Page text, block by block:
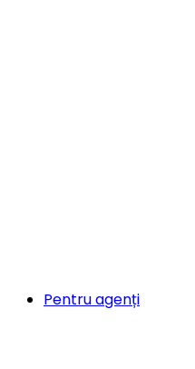
Pentru agenți